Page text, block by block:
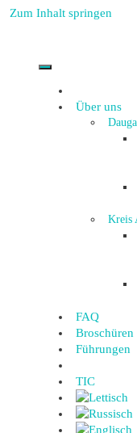
Zum Inhalt springen
Über uns
Kreis
FAQ
Broschüren
Führungen
TIC